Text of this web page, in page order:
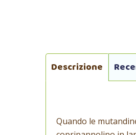
Descrizione
Quando le